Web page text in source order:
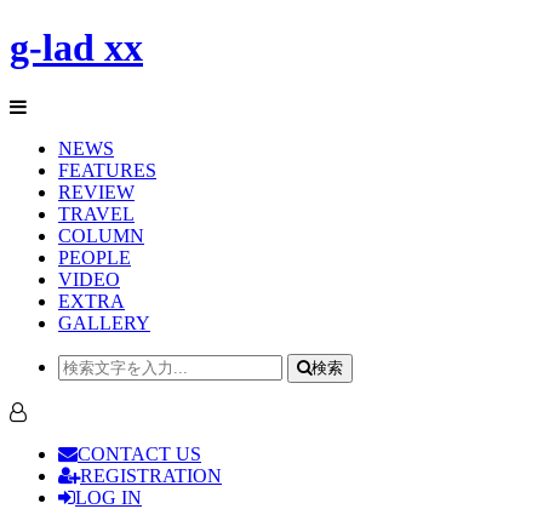
g-lad xx
NEWS
FEATURES
REVIEW
TRAVEL
COLUMN
PEOPLE
VIDEO
EXTRA
GALLERY
検索
CONTACT US
REGISTRATION
LOG IN